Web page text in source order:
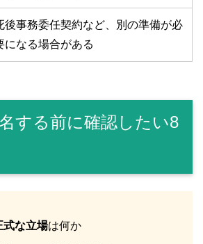
後事務委任契約など、別の準備が必
になる場合がある
する前に確認したい8
式な立場は何か